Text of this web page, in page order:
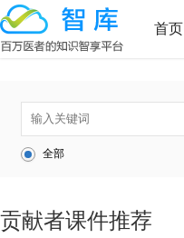
首页
全部
贡献者课件推荐